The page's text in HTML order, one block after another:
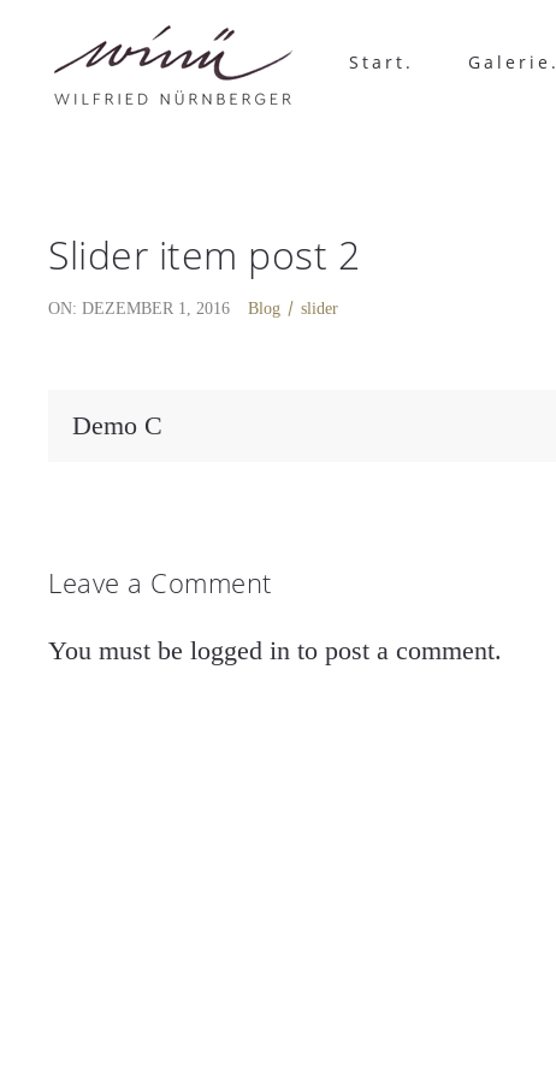
Start. Galerie.
Slider item post 2
ON: DEZEMBER 1, 2016 Blog slider
Demo C
Leave a Comment
You must be logged in to post a comment.